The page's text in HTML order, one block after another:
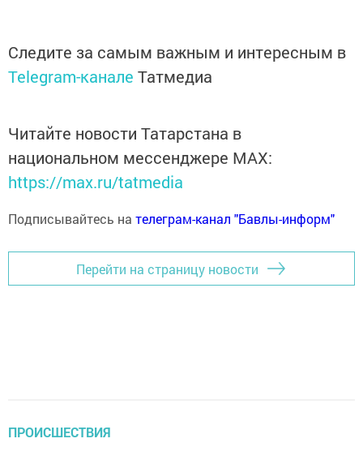
Следите за самым важным и интересным в
Telegram-канале Татмедиа
Читайте новости Татарстана в
национальном мессенджере MАХ:
https://max.ru/tatmedia
Подписывайтесь на телеграм-канал "Бавлы-информ"
Перейти на страницу новости
ПРОИСШЕСТВИЯ